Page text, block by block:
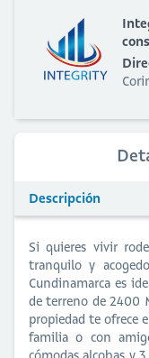
Descripción
Si quieres vivir
tranquilo y
Cundinamarca es
de terreno de 2400
propiedad te ofrece
familia o con